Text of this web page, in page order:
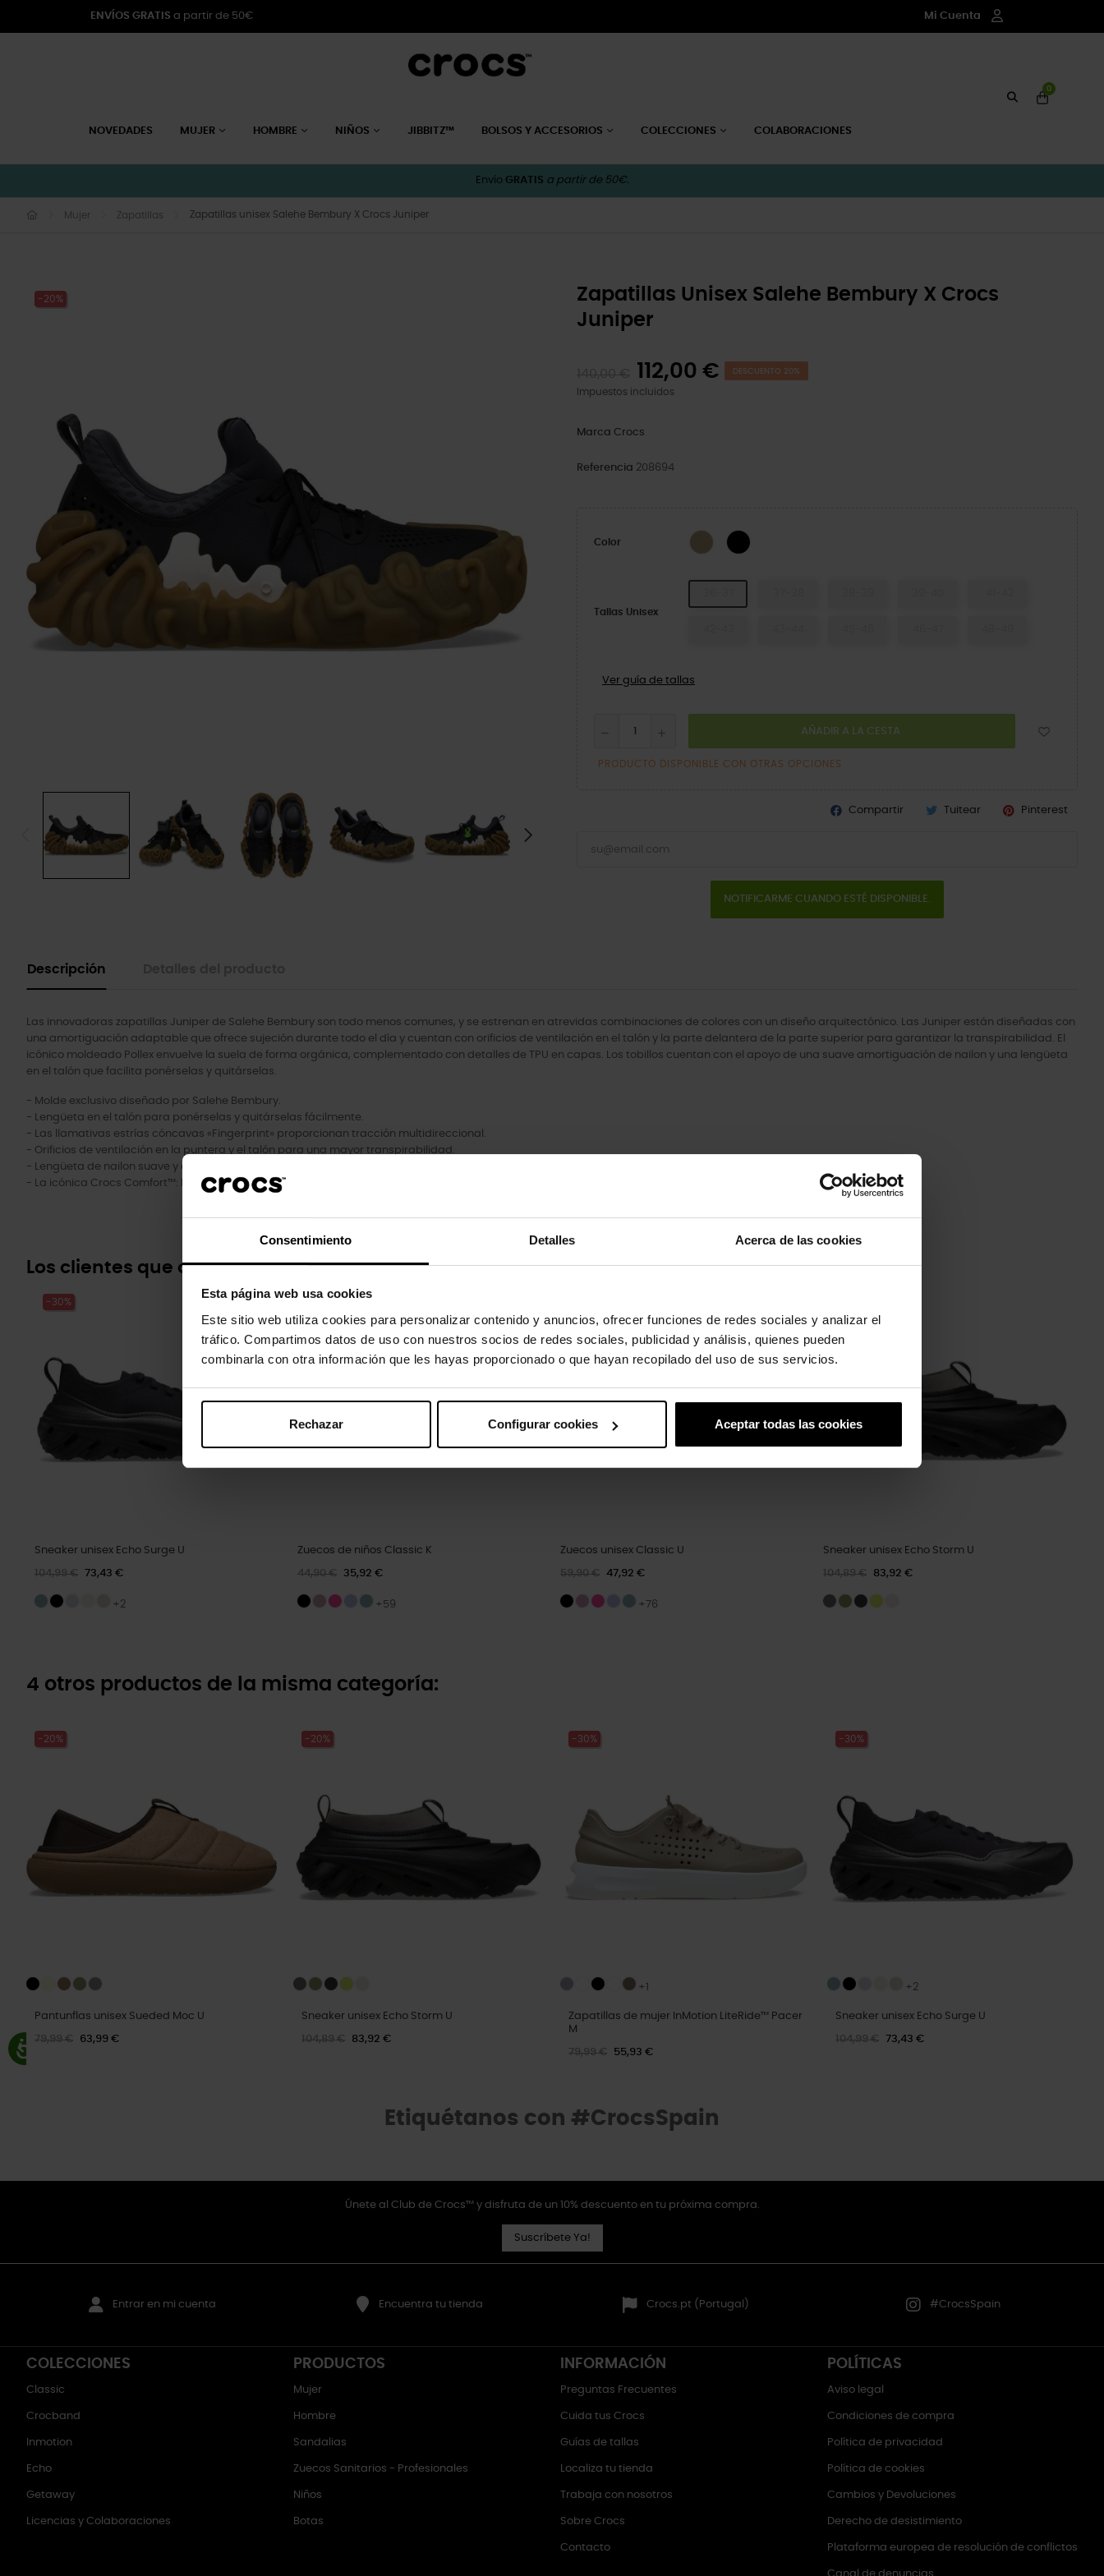
Consentimiento Detalles Acerca de las cookies
Esta página web usa cookies
Este sitio web utiliza cookies para personalizar contenido y anuncios, ofrecer funciones de redes sociales y analizar el
tráfico. Compartimos datos de uso con nuestros socios de redes sociales, publicidad y análisis, quienes pueden
combinarla con otra información que les hayas proporcionado o que hayan recopilado del uso de sus servicios.
Rechazar Configurar cookies Aceptar todas las cookies
ENVÍOS GRATIS a partir de 50€ Mi Cuenta
NOVEDADES MUJER HOMBRE NIÑOS JIBBITZ™ BOLSOS Y ACCESORIOS COLECCIONES COLABORACIONES
0
Envío GRATIS a partir de 50€.
Mujer Zapatillas Zapatillas unisex Salehe Bembury X Crocs Juniper
-20%
Zapatillas Unisex Salehe Bembury X Crocs
Juniper
112,00 € DESCUENTO 20%
Impuestos incluidos
Marca Crocs
Referencia 208694
Color ManukaBoba
Tallas Unisex
Ver guía de tallas
AÑADIR A LA CESTA
PRODUCTO DISPONIBLE CON OTRAS OPCIONES
Compartir Tuitear Pinterest
NOTIFICARME CUANDO ESTÉ DISPONIBLE.
Descripción
Las innovadoras zapatillas Juniper de Salehe Bembury son todo menos comunes, y se estrenan en atrevidas combinaciones de colores con un diseño arquitectónico. Las Juniper están diseñadas con
una amortiguación adaptable que ofrece sujeción durante todo el día y cuentan con orificios de ventilación en el talón y la parte delantera de la parte superior para garantizar la transpirabilidad. El
icónico moldeado Pollex envuelve la suela de forma orgánica, complementado con detalles de TPU en capas. Los tobillos cuentan con el apoyo de una suave amortiguación de nailon y una lengüeta
en el talón que facilita ponérselas y quitárselas.
- Molde exclusivo diseñado por Salehe Bembury.
- Lengüeta en el talón para ponérselas y quitárselas fácilmente.
- Las llamativas estrías cóncavas «Fingerprint» proporcionan tracción multidireccional.
- Orificios de ventilación en la puntera y el talón para una mayor transpirabilidad.
- Lengüeta de nailon suave y acolchado en el tobillo.
- La icónica Crocs Comfort™: Ligera. Flexible. Comodidad en 360 grados.
Los clientes que compraron este producto también han comprado:
-30%
Sneaker unisex Echo Surge U
104,99 € 73,43 €
+2
Zuecos de niños Classic K
44,90 € 35,92 €
+59
Zuecos unisex Classic U
59,90 € 47,92 €
+76
Sneaker unisex Echo Storm U
104,89 € 83,92 €
4 otros productos de la misma categoría:
-20%
Pantunflas unisex Sueded Moc U
79,99 € 63,99 €
-20%
Sneaker unisex Echo Storm U
104,89 € 83,92 €
-30%
+1
Zapatillas de mujer InMotion LiteRide™ Pacer
M
79,99 € 55,93 €
-30%
+2
Sneaker unisex Echo Surge U
104,99 € 73,43 €
Etiquétanos con #CrocsSpain
Únete al Club de Crocs™ y disfruta de un 10% descuento en tu próxima compra.
Suscríbete Ya!
Entrar en mi cuenta Encuentra tu tienda Crocs.pt (Portugal) #CrocsSpain
COLECCIONES
Classic
Crocband
Inmotion
Echo
Getaway
Licencias y Colaboraciones
PRODUCTOS
Mujer
Hombre
Sandalias
Zuecos Sanitarios - Profesionales
Niños
Botas
INFORMACIÓN
Preguntas Frecuentes
Cuida tus Crocs
Guías de tallas
Localiza tu tienda
Trabaja con nosotros
Sobre Crocs
Contacto
POLÍTICAS
Aviso legal
Condiciones de compra
Política de privacidad
Política de cookies
Cambios y Devoluciones
Derecho de desistimiento
Plataforma europea de resolución de conflictos